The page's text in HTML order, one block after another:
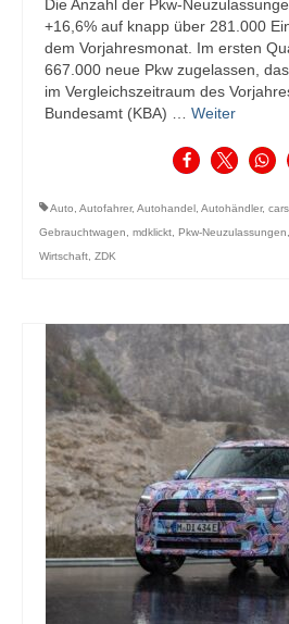
Die Anzahl der Pkw-
+16,6% auf knapp über 281.000
dem Vorjahresmonat. Im ersten
667.000 neue Pkw zugelassen,
im Vergleichszeitraum des
Bundesamt (KBA) … Weiter
Auto, Autofahrer, Autohandel , Autohändler, cars
Gebrauchtwagen, mdklickt, Pkw-Neuzulassungen,
Wirtschaft, ZDK